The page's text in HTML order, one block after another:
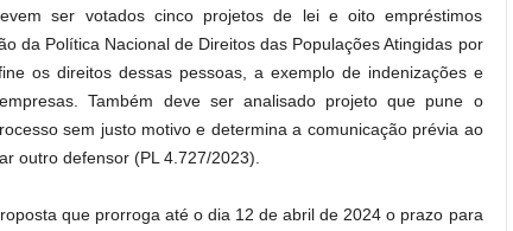
ser votados cinco projetos de lei e oito empréstimos
da Política Nacional de Direitos das Populações Atingidas por
os direitos dessas pessoas, a exemplo de indenizações e
Também deve ser analisado projeto que pune o
sem justo motivo e determina a comunicação prévia ao
outro defensor (PL 4.727/2023).
que prorroga até o dia 12 de abril de 2024 o prazo para